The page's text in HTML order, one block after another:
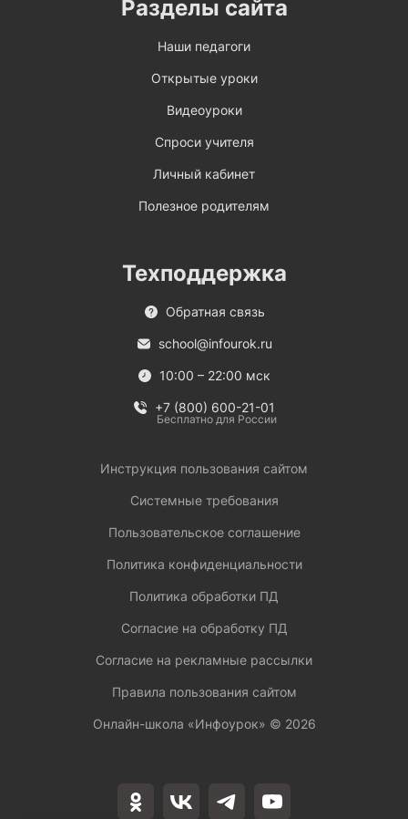
Разделы сайта
Наши педагоги
Открытые уроки
Видеоуроки
Спроси учителя
Личный кабинет
Полезное родителям
Техподдержка
Обратная связь
school@infourok.ru
10:00 – 22:00 мск
+7 (800) 600-21-01
Бесплатно для России
Инструкция пользования сайтом
Системные требования
Пользовательское соглашение
Политика конфиденциальности
Политика обработки ПД
Согласие на обработку ПД
Согласие на рекламные рассылки
Правила пользования сайтом
Онлайн-школа «Инфоурок» © 2026